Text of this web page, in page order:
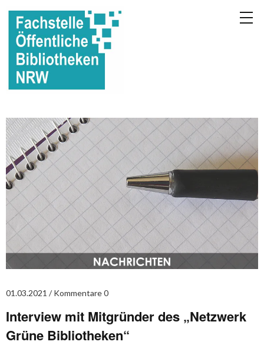
01.03.2021 Kommentare 0
Interview mit Mitgründer des „Netzwerk
Grüne Bibliotheken“